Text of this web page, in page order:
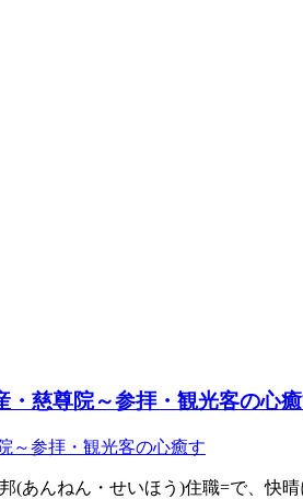
慈尊院～参拝・観光客の心
あんねん・せいほう)住職=で、快